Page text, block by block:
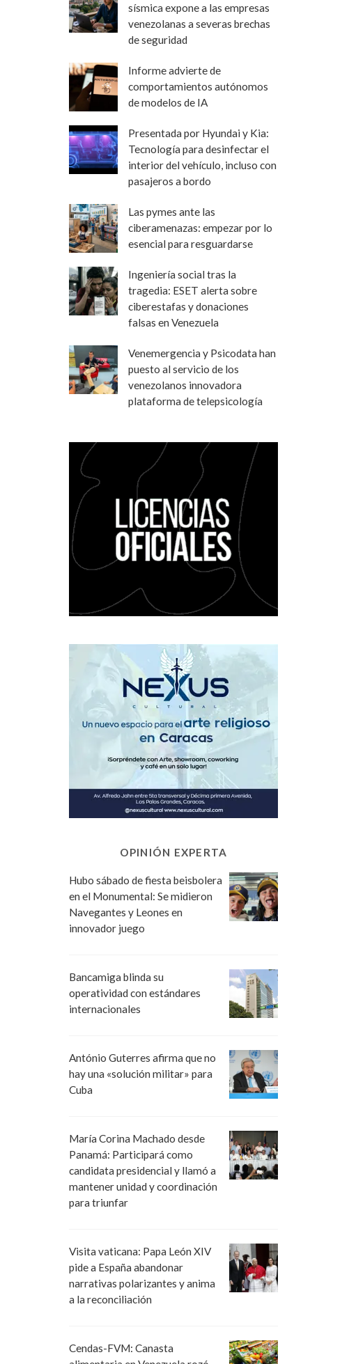
sísmica expone a las empresas
venezolanas a severas brechas
de seguridad
Informe advierte de
comportamientos autónomos
de modelos de IA
Presentada por Hyundai y Kia:
Tecnología para desinfectar el
interior del vehículo, incluso con
pasajeros a bordo
Las pymes ante las
ciberamenazas: empezar por lo
esencial para resguardarse
Ingeniería social tras la
tragedia: ESET alerta sobre
ciberestafas y donaciones
falsas en Venezuela
Venemergencia y Psicodata han
puesto al servicio de los
venezolanos innovadora
plataforma de telepsicología
OPINIÓN EXPERTA
Hubo sábado de fiesta beisbolera
en el Monumental: Se midieron
Navegantes y Leones en
innovador juego
Bancamiga blinda su
operatividad con estándares
internacionales
António Guterres afirma que no
hay una «solución militar» para
Cuba
María Corina Machado desde
Panamá: Participará como
candidata presidencial y llamó a
mantener unidad y coordinación
para triunfar
Visita vaticana: Papa León XIV
pide a España abandonar
narrativas polarizantes y anima
a la reconciliación
Cendas-FVM: Canasta